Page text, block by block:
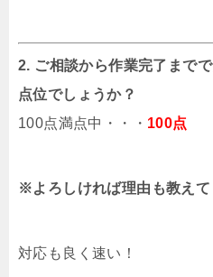
2. ご相談から作業完了まで
点位でしょうか？
100点満点中・・・ 100点
※よろしければ理由も教えて
対応も良く速い！